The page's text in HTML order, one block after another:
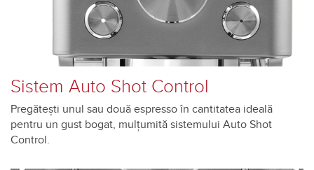
Sistem Auto Shot Control
Pregătești unul sau două espresso în cantitatea ideală
pentru un gust bogat, mulțumită sistemului Auto Shot
Control.